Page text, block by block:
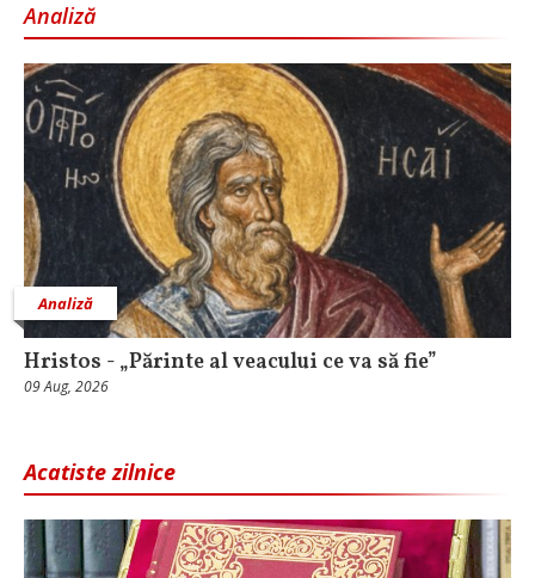
Analiză
Analiză
Hristos - „Părinte al veacului ce va să fie”
09 Aug, 2026
Acatiste zilnice